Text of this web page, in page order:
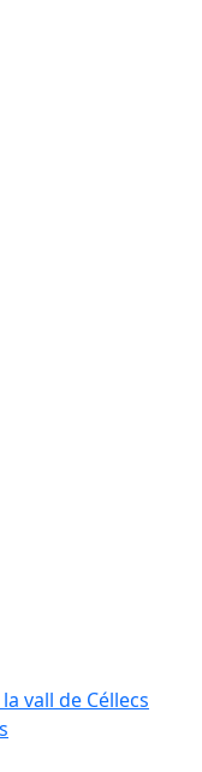
vall de Céllecs